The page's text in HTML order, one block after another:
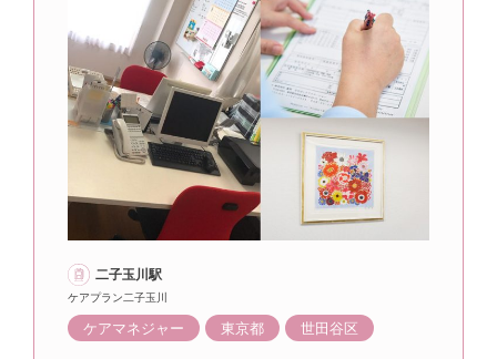
二子玉川駅
ケアプラン二子玉川
ケアマネジャー 東京都 世田谷区